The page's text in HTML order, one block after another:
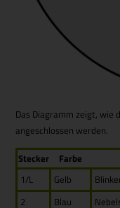
Das Diagramm zeigt, wie
angeschlossen werden.
Stecker
Farbe
1/L
Gelb
2
Blau